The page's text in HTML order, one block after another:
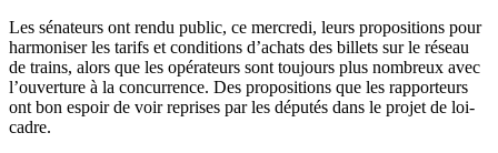
Les sénateurs ont rendu public, ce mercredi, leurs propositions pour
harmoniser les tarifs et conditions d’achats des billets sur le réseau
de trains, alors que les opérateurs sont toujours plus nombreux avec
l’ouverture à la concurrence. Des propositions que les rapporteurs
ont bon espoir de voir reprises par les députés dans le projet de loi-
cadre.